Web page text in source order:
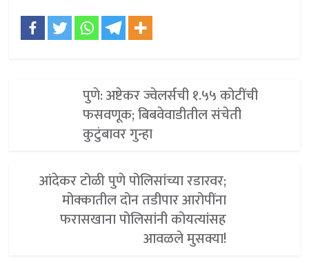
पुणे: अष्टेकर ज्वेलर्सची १.५५ कोटींची
फसवणूक; बिबवेवाडीतील संचेती
कुटुंबावर गुन्हा
आंदेकर टोळी पुणे पोलिसांच्या रडारवर;
मोक्कातील दोन तडीपार आरोपींना
फरासखाना पोलिसांनी कोयत्यांसह
आवळले मुसक्या!